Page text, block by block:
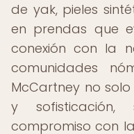
de yak, pieles
en prendas que
conexión con la
comunidades
McCartney no
y
compromiso con